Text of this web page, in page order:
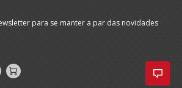
para se manter a par das novidades
Loja